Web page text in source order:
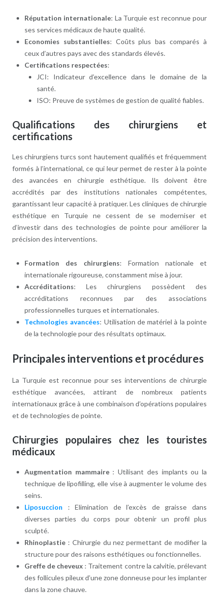
Réputation internationale: La Turquie est reconnue pour
ses services médicaux de haute qualité.
Economies substantielles: Coûts plus bas comparés à
ceux d’autres pays avec des standards élevés.
Certifications respectées:
JCI: Indicateur d’excellence dans le domaine de la
santé.
ISO: Preuve de systèmes de gestion de qualité fiables.
Qualifications des chirurgiens et
certifications
Les chirurgiens turcs sont hautement qualifiés et fréquemment
formés à l’international, ce qui leur permet de rester à la pointe
des avancées en chirurgie esthétique. Ils doivent être
accrédités par des institutions nationales compétentes,
garantissant leur capacité à pratiquer. Les cliniques de chirurgie
esthétique en Turquie ne cessent de se moderniser et
d’investir dans des technologies de pointe pour améliorer la
précision des interventions.
Formation des chirurgiens: Formation nationale et
internationale rigoureuse, constamment mise à jour.
Accréditations: Les chirurgiens possèdent des
accréditations reconnues par des associations
professionnelles turques et internationales.
Technologies avancées: Utilisation de matériel à la pointe
de la technologie pour des résultats optimaux.
Principales interventions et procédures
La Turquie est reconnue pour ses interventions de chirurgie
esthétique avancées, attirant de nombreux patients
internationaux grâce à une combinaison d’opérations populaires
et de technologies de pointe.
Chirurgies populaires chez les touristes
médicaux
Augmentation mammaire: Utilisant des implants ou la
technique de lipofilling, elle vise à augmenter le volume des
seins.
Liposuccion : Elimination de l’excès de graisse dans
diverses parties du corps pour obtenir un profil plus
sculpté.
Rhinoplastie: Chirurgie du nez permettant de modifier la
structure pour des raisons esthétiques ou fonctionnelles.
Greffe de cheveux : Traitement contre la calvitie, prélevant
des follicules pileux d’une zone donneuse pour les implanter
dans la zone chauve.